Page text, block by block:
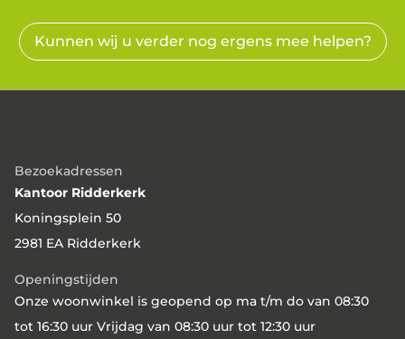
Kunnen wij u verder nog ergens mee helpen?
Bezoekadressen
Kantoor Ridderkerk
Koningsplein 50
2981 EA Ridderkerk
Openingstijden
Onze woonwinkel is geopend op ma t/m do van 08:30
tot 16:30 uur Vrijdag van 08:30 uur tot 12:30 uur